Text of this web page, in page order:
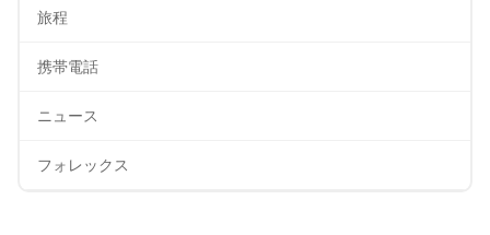
旅程
携帯電話
ニュース
フォレックス